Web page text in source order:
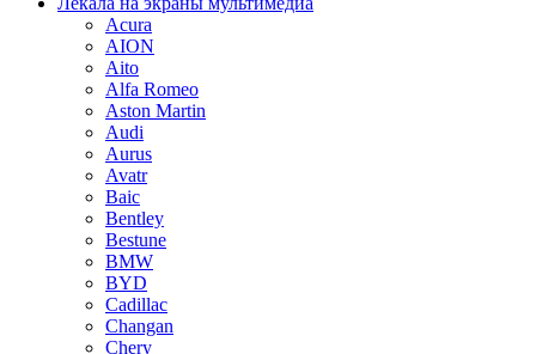
Acura
AION
Aito
Alfa Romeo
Aston Martin
Audi
Aurus
Avatr
Baic
Bentley
Bestune
BMW
BYD
Cadillac
Changan
Chery